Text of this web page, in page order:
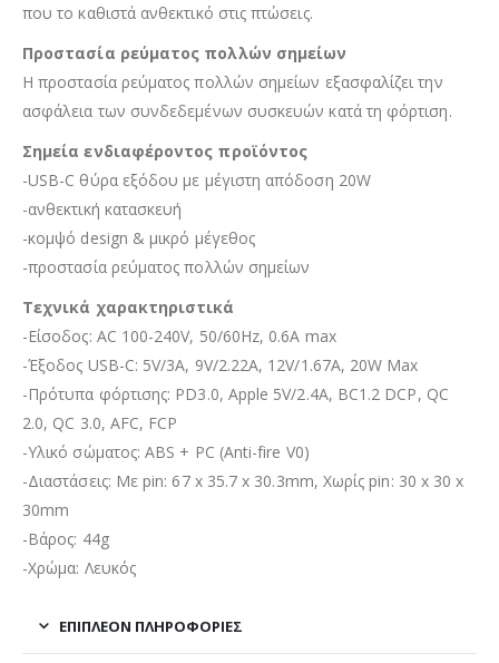
που το καθιστά ανθεκτικό στις πτώσεις.
Προστασία ρεύματος πολλών σημείων
Η προστασία ρεύματος πολλών σημείων εξασφαλίζει την
ασφάλεια των συνδεδεμένων συσκευών κατά τη φόρτιση.
Σημεία ενδιαφέροντος προϊόντος
-USB-C θύρα εξόδου με μέγιστη απόδοση 20W
-ανθεκτική κατασκευή
-κομψό design & μικρό μέγεθος
-προστασία ρεύματος πολλών σημείων
Τεχνικά χαρακτηριστικά
-Είσοδος: AC 100-240V, 50/60Hz, 0.6A max
-Έξοδος USB-C: 5V/3A, 9V/2.22A, 12V/1.67A, 20W Max
-Πρότυπα φόρτισης: PD3.0, Apple 5V/2.4A, BC1.2 DCP, QC
2.0, QC 3.0, AFC, FCP
-Υλικό σώματος: ABS + PC (Anti-fire V0)
-Διαστάσεις: Με pin: 67 x 35.7 x 30.3mm, Χωρίς pin: 30 x 30 x
30mm
-Βάρος: 44g
-Χρώμα: Λευκός
ΕΠΙΠΛΈΟΝ ΠΛΗΡΟΦΟΡΊΕΣ